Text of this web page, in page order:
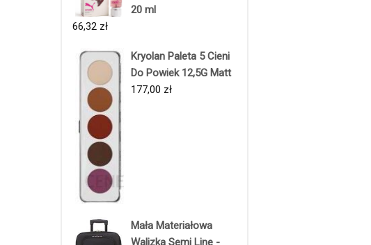
20 ml
66,32 zł
Kryolan Paleta 5 Cieni
Do Powiek 12,5G Matt
177,00 zł
Mała Materiałowa